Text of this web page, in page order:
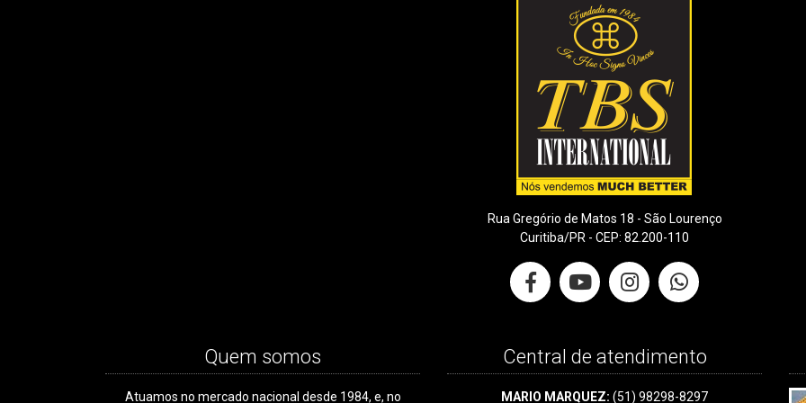
Rua Gregório de Matos 18 - São Lourenço
Curitiba/PR - CEP: 82.200-110
Quem somos
Atuamos no mercado nacional desde 1984, e, no
Central de atendimento
MARIO MARQUEZ: (51) 98298-8297